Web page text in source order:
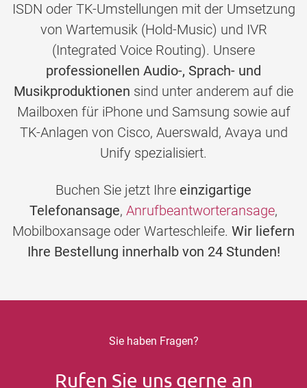
ISDN oder TK-Umstellungen mit der Umsetzung
von Wartemusik (Hold-Music) und IVR
(Integrated Voice Routing). Unsere
professionellen Audio-, Sprach- und
Musikproduktionen sind unter anderem auf die
Mailboxen für iPhone und Samsung sowie auf
TK-Anlagen von Cisco, Auerswald, Avaya und
Unify spezialisiert.
Buchen Sie jetzt Ihre einzigartige
Telefonansage, Anrufbeantworteransage,
Mobilboxansage oder Warteschleife. Wir liefern
Ihre Bestellung innerhalb von 24 Stunden!
Sie haben Fragen?
Rufen Sie uns gerne an